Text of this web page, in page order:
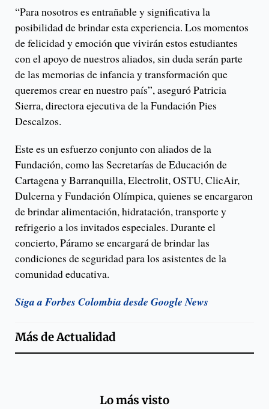
“Para nosotros es entrañable y significativa la
posibilidad de brindar esta experiencia. Los momentos
de felicidad y emoción que vivirán estos estudiantes
con el apoyo de nuestros aliados, sin duda serán parte
de las memorias de infancia y transformación que
queremos crear en nuestro país”, aseguró Patricia
Sierra, directora ejecutiva de la Fundación Pies
Descalzos.
Este es un esfuerzo conjunto con aliados de la
Fundación, como las Secretarías de Educación de
Cartagena y Barranquilla, Electrolit, OSTU, ClicAir,
Dulcerna y Fundación Olímpica, quienes se encargaron
de brindar alimentación, hidratación, transporte y
refrigerio a los invitados especiales. Durante el
concierto, Páramo se encargará de brindar las
condiciones de seguridad para los asistentes de la
comunidad educativa.
Siga a Forbes Colombia desde Google News
Más deActualidad
Lo más visto